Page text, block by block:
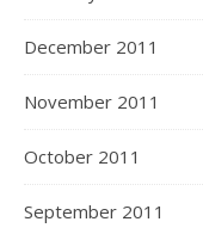
December 2011
November 2011
October 2011
September 2011